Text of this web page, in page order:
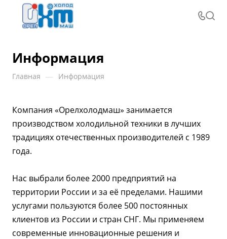
Информация
Главная — Информация
Компания «Орелхолодмаш» занимается
производством холодильной техники в лучших
традициях отечественных производителей с 1989
года.
Нас выбрали более 2000 предприятий на
территории России и за её пределами. Нашими
услугами пользуются более 500 постоянных
клиентов из России и стран СНГ. Мы применяем
современные инновационные решения и